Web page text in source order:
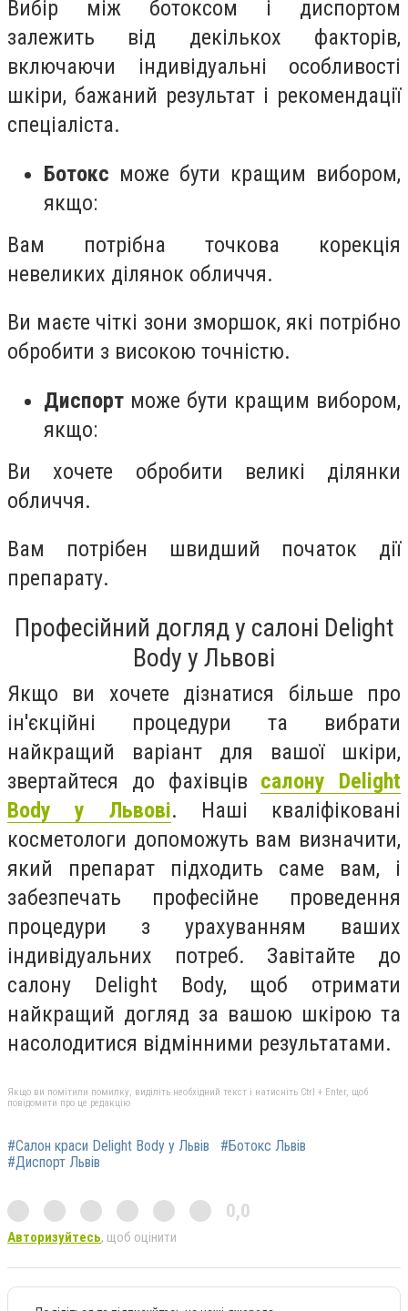
Вибір між ботоксом і диспортом
залежить від декількох факторів,
включаючи індивідуальні особливості
шкіри, бажаний результат і рекомендації
спеціаліста.
Ботокс може бути кращим вибором,
якщо:
Вам потрібна точкова корекція
невеликих ділянок обличчя.
Ви маєте чіткі зони зморшок, які потрібно
обробити з високою точністю.
Диспорт може бути кращим вибором,
якщо:
Ви хочете обробити великі ділянки
обличчя.
Вам потрібен швидший початок дії
препарату.
Професійний догляд у салоні Delight
Body у Львові
Якщо ви хочете дізнатися більше про
ін'єкційні процедури та вибрати
найкращий варіант для вашої шкіри,
звертайтеся до фахівців салону Delight
Body у Львові. Наші кваліфіковані
косметологи допоможуть вам визначити,
який препарат підходить саме вам, і
забезпечать професійне проведення
процедури з урахуванням ваших
індивідуальних потреб. Завітайте до
салону Delight Body, щоб отримати
найкращий догляд за вашою шкірою та
насолодитися відмінними результатами.
Якщо ви помітили помилку, виділіть необхідний текст і натисніть Ctrl + Enter, щоб
повідомити про це редакцію
#Салон краси Delight Body у Львів
#Ботокс Львів
#Диспорт Львів
0,0
Авторизуйтесь, щоб оцінити